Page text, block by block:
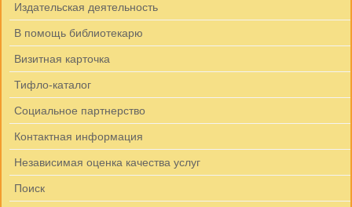
Издательская деятельность
В помощь библиотекарю
Визитная карточка
Тифло-каталог
Социальное партнерство
Контактная информация
Независимая оценка качества услуг
Поиск